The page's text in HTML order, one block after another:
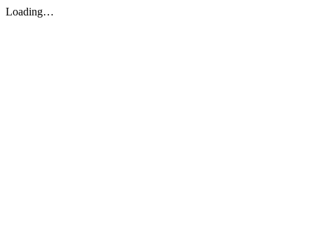
Loading…